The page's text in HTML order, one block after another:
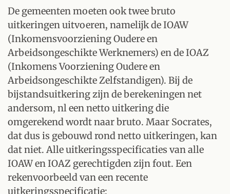
De gemeenten moeten ook twee bruto
uitkeringen uitvoeren, namelijk de IOAW
(Inkomensvoorziening Oudere en
Arbeidsongeschikte Werknemers) en de IOAZ
(Inkomens Voorziening Oudere en
Arbeidsongeschikte Zelfstandigen). Bij de
bijstandsuitkering zijn de berekeningen net
andersom, nl een netto uitkering die
omgerekend wordt naar bruto. Maar Socrates,
dat dus is gebouwd rond netto uitkeringen, kan
dat niet. Alle uitkeringsspecificaties van alle
IOAW en IOAZ gerechtigden zijn fout. Een
rekenvoorbeeld van een recente
uitkeringsspecificatie: